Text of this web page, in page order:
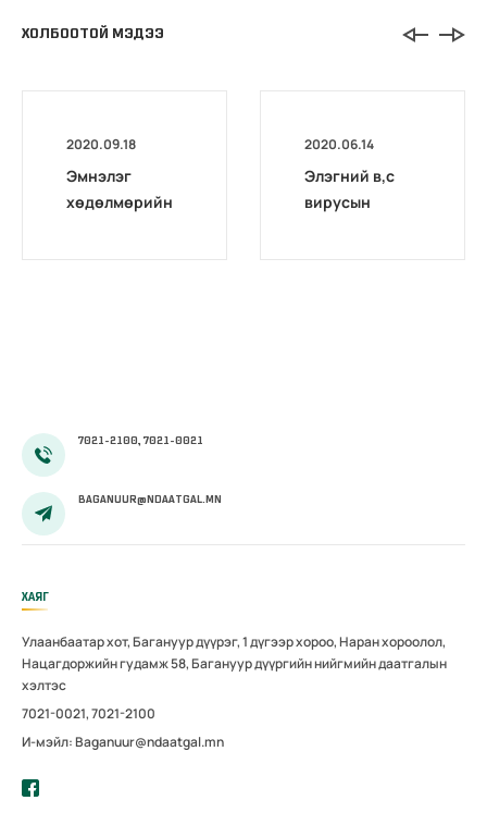
ХОЛБООТОЙ МЭДЭЭ
2020.09.18
Эмнэлэг
хөдөлмөрийн
зохион
2020.06.14
Элэгний в,с
вирусын
7021-2100, 7021-0021
BAGANUUR@NDAATGAL.MN
ХАЯГ
Улаанбаатар хот, Багануур дүүрэг, 1 дүгээр хороо, Наран хороолол,
Нацагдоржийн гудамж 58, Багануур дүүргийн нийгмийн даатгалын
хэлтэс
7021-0021, 7021-2100
И-мэйл: Baganuur@ndaatgal.mn